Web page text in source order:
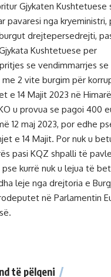
Gjykaten Kushtetuese
pavaresi nga kryeministri,
drejtepersedrejti,
Kushtetuese per
se vendimmarrjes se
me 2 vite burgim për
e 14 Majit 2023 në
u provua se pagoi 400
12 maj 2023, por edhe
e 14 Majit. Por nuk u
pasi KQZ shpalli të
kurrë nuk u lejua të
leje nga drejtoria e
në Parlamentin
të pëlqeni